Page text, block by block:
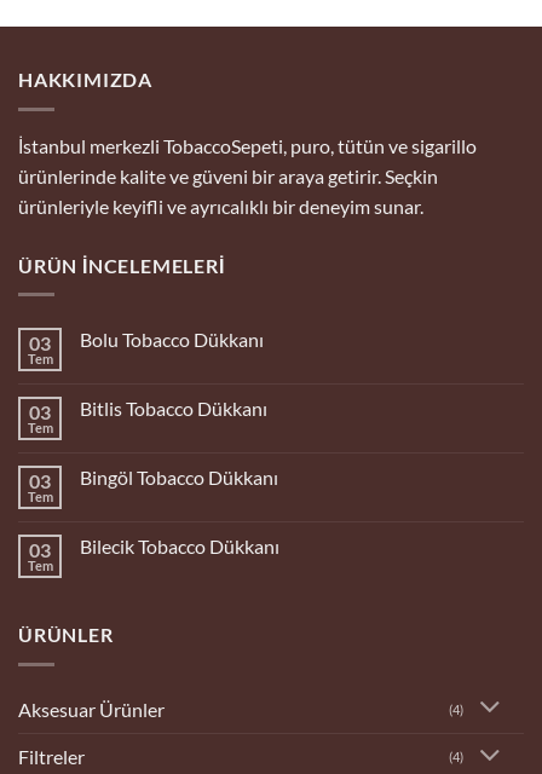
HAKKIMIZDA
İstanbul merkezli TobaccoSepeti, puro, tütün ve sigarillo
ürünlerinde kalite ve güveni bir araya getirir. Seçkin
ürünleriyle keyifli ve ayrıcalıklı bir deneyim sunar.
ÜRÜN İNCELEMELERI
03
Tem
Bolu Tobacco Dükkanı
Tobacco
03
Tem
Bitlis Tobacco Dükkanı
Tobacco
03
Tem
Bingöl Tobacco Dükkanı
Tobacco
03
Tem
Bilecik Tobacco Dükkanı
Dükkanı
ÜRÜNLER
Aksesuar Ürünler (4)
Filtreler (4)